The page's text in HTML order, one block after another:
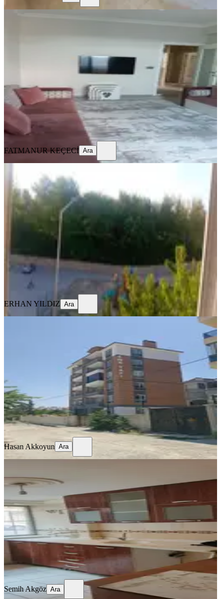
Konya, Selçuklu
180 m²·4. Kat ·04.08.2026
6.100.000 ₺
FATMANUR KEÇECİ
Ara
FATMANUR KEÇECİ Ara
Konya Selçuklu Malazgirt Mahallesi
Manzaralı Sıfır Kombili Daire
Konya, Selçuklu
4+1
140 m² ·
ERHAN YILDIZ
ERHAN YILDIZ Ara
Konya, Karatay
2+1·83 m²· 5. Kat 02.08.2026
3.450.000 ₺
Hasan Akkoyun
Hasan Akkoyun Ara
Konya, Selçuklu
3+1·140 m²·Düz Giriş (Zemin)·02.08.2026
1.650.000 ₺
Semih Akgöz
Ara
Semih Akgöz Ara